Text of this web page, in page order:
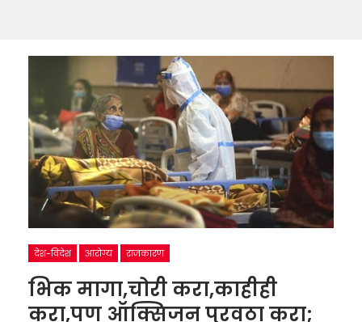
देश-विदेश आरोग्य राजकारण
भिक मागा,चोरी करा,काहीही
करा,पण ऑक्सिजन पुरवठा करा;